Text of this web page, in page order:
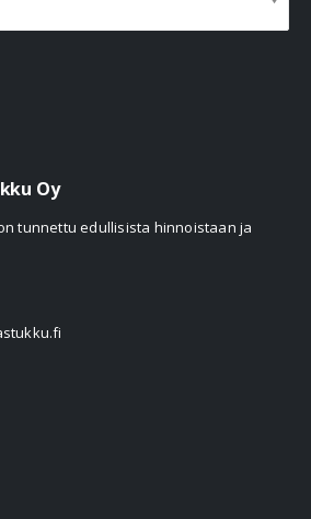
Oy
tunnettu edullisista hinnoistaan ja